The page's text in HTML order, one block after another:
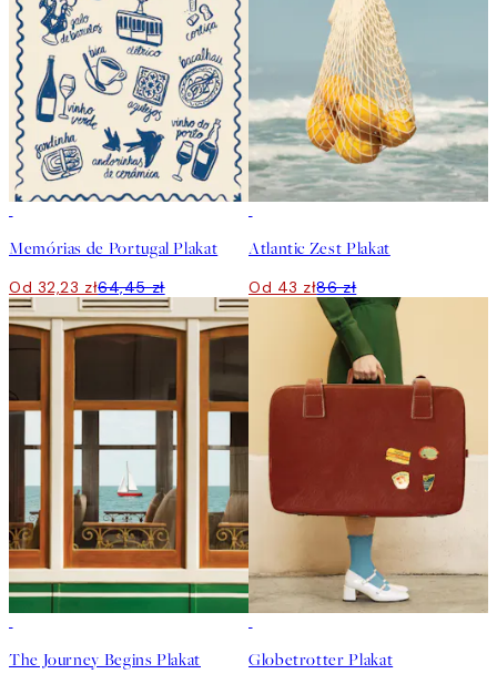
Memórias de Portugal Plakat
Od 32,23 zł64,45 zł
Atlantic Zest Plakat
Od 43 zł86 zł
The Journey Begins Plakat Globetrotter Plakat